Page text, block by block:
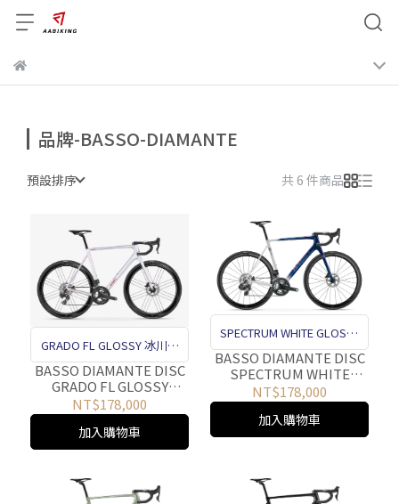
品牌-BASSO-DIAMANTE
預設排序 共 6 件商品
GRADO FL GLOSSY 冰川白
塗裝 碟煞
BASSO DIAMANTE DISC
GRADO FL GLOSSY
FRAMESET
NT$178,000
加入購物車
SPECTRUM WHITE GLOSSY
漸層極光藍塗裝 碟煞
BASSO DIAMANTE DISC
SPECTRUM WHITE
GLOSSY FRAMESET
NT$178,000
加入購物車